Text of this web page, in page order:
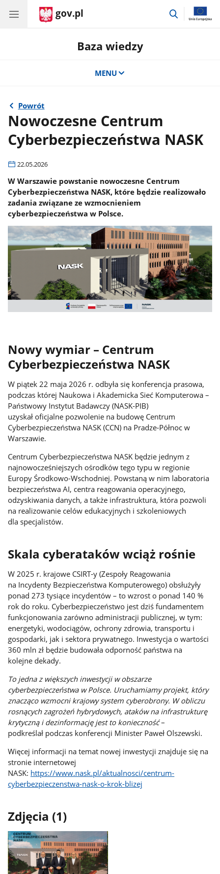
gov.pl
przejdź
Baza wiedzy
MENU
Powrót
Nowoczesne Centrum
Cyberbezpieczeństwa NASK
22.05.2026
W Warszawie powstanie nowoczesne Centrum
Cyberbezpieczeństwa NASK, które będzie realizowało
zadania związane ze wzmocnieniem
cyberbezpieczeństwa w Polsce.
Nowy wymiar – Centrum
Cyberbezpieczeństwa NASK
W piątek 22 maja 2026 r. odbyła się konferencja prasowa,
podczas której Naukowa i Akademicka Sieć Komputerowa –
Państwowy Instytut Badawczy (NASK-PIB)
uzyskał oficjalne pozwolenie na budowę Centrum
Cyberbezpieczeństwa NASK (CCN) na Pradze-Północ w
Warszawie.
Centrum Cyberbezpieczeństwa NASK będzie jednym z
najnowocześniejszych ośrodków tego typu w regionie
Europy Środkowo-Wschodniej. Powstaną w nim laboratoria
bezpieczeństwa AI, centra reagowania operacyjnego,
odzyskiwania danych, a także infrastruktura, która pozwoli
na realizowanie celów edukacyjnych i szkoleniowych
dla specjalistów.
Skala cyberataków wciąż rośnie
W 2025 r. krajowe CSIRT-y (Zespoły Reagowania
na Incydenty Bezpieczeństwa Komputerowego) obsłużyły
ponad 273 tysiące incydentów – to wzrost o ponad 140 %
rok do roku. Cyberbezpieczeństwo jest dziś fundamentem
funkcjonowania zarówno administracji publicznej, w tym:
energetyki, wodociągów, ochrony zdrowia, transportu i
gospodarki, jak i sektora prywatnego. Inwestycja o wartości
360 mln zł będzie budowała odporność państwa na
kolejne dekady.
To jedna z większych inwestycji w obszarze
cyberbezpieczeństwa w Polsce. Uruchamiamy projekt, który
znacząco wzmocni krajowy system cyberobrony. W obliczu
rosnących zagrożeń hybrydowych, ataków na infrastrukturę
krytyczną i dezinformację jest to konieczność–
podkreślał podczas konferencji Minister Paweł Olszewski.
Więcej informacji na temat nowej inwestycji znajduje się na
stronie internetowej
NASK: https://www.nask.pl/aktualnosci/centrum-
cyberbezpieczenstwa-nask-o-krok-blizej
Zdjęcia (1)